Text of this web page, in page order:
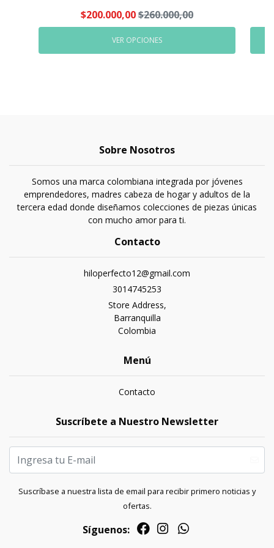
$200.000,00$260.000,00
VER OPCIONES
Sobre Nosotros
Somos una marca colombiana integrada por jóvenes
emprendedores, madres cabeza de hogar y adultos de la
tercera edad donde diseñamos colecciones de piezas únicas
con mucho amor para ti.
Contacto
hiloperfecto12@gmail.com
3014745253
Store Address,
Barranquilla
Colombia
Menú
Contacto
Suscríbete a Nuestro Newsletter
Suscríbase a nuestra lista de email para recibir primero noticias y
ofertas.
Síguenos: